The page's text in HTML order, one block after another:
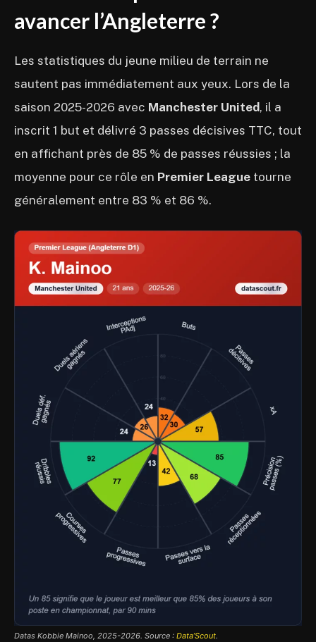
avancer l’Angleterre ?
Les statistiques du jeune milieu de terrain ne
sautent pas immédiatement aux yeux. Lors de la
saison 2025-2026 avec Manchester United, il a
inscrit 1 but et délivré 3 passes décisives TTC, tout
en affichant près de 85 % de passes réussies ; la
moyenne pour ce rôle en Premier League tourne
généralement entre 83 % et 86 %.
Datas Kobbie Mainoo, 2025-2026. Source : Data’Scout.